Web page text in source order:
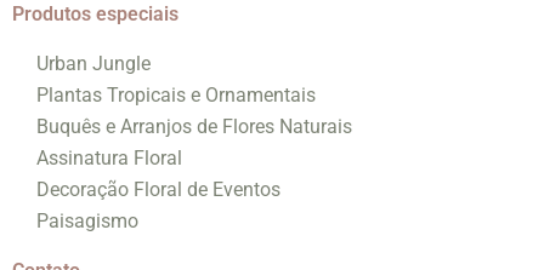
Produtos especiais
Urban Jungle
Plantas Tropicais e Ornamentais
Buquês e Arranjos de Flores Naturais
Assinatura Floral
Decoração Floral de Eventos
Paisagismo